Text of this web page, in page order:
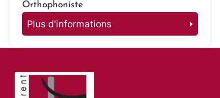
Orthophoniste
Plus d'informations